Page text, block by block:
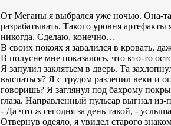
От Меганы я выбрался уже ночью. Она-
разрабатывать. Такого уровня
никогда. Сделаю, конечно…
В своих покоях я завалился в кровать,
В полусне мне показалось, что кто-то
Я запулил заклятьем в дверь. Та
выспаться? Я с трудом разлепил веки и
говоришь? Я заглянул под бахрому
глаза. Направленный пульсар выгнал
- Да что ж сегодня за день такой, -
Отвернув одеяло, я увидел старого